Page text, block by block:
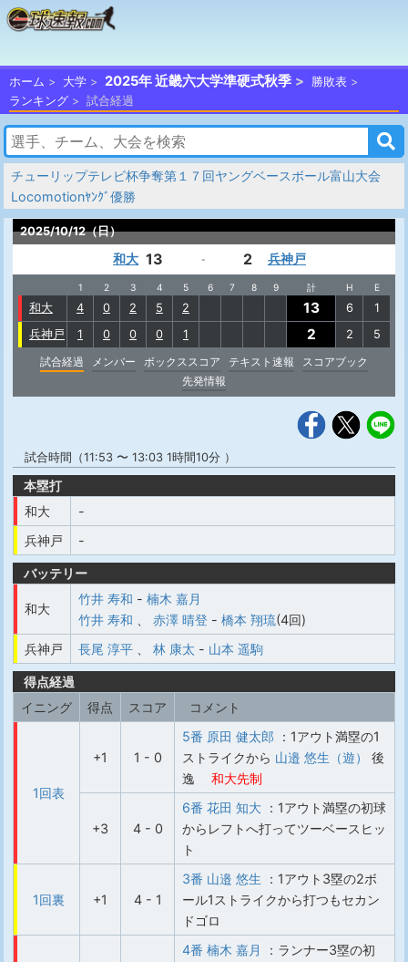
ホーム 大学 2025年 近畿六大学準硬式秋季
勝敗表
ランキング
試合経過
チューリップテレビ杯争奪第１７回ヤングベースボール富山大会
Locomotionﾔﾝｸﾞ優勝
2025/10/12（日）
和大 13 - 2 兵神戸
1 2 3 4 5 6 7 8 9 計 H E
和大 4 0 2 5 2 13 6
1
兵神戸
1 0 0 0 1 2 2
5
試合経過
メンバー ボックススコア テキスト速報
スコアブック
先発情報
試合時間（11:53 〜 13:03 1時間10分 ）
本塁打
和大
-
兵神戸
-
バッテリー
和大
竹井 寿和 - 楠木 嘉月
竹井 寿和
赤澤 晴登 - 橋本 翔琉(4回)
兵神戸
長尾 淳平 林 康太 - 山本 遥駒
得点経過
イニング
得点 スコア コメント
1回表
+1 1 - 0
5番 原田 健太郎 ：1アウト満塁の1
ストライクから 山邉 悠生（遊）
後
逸
和大先制
+3 4 - 0
6番 花田 知大 ：1アウト満塁の初球
からレフトへ打ってツーベースヒッ
ト
1回裏 +1 4 - 1
3番 山邉 悠生 ：1アウト3塁の2ボ
ール1ストライクから打つもセカン
ドゴロ
4番 楠木 嘉月
：ランナー3塁の初